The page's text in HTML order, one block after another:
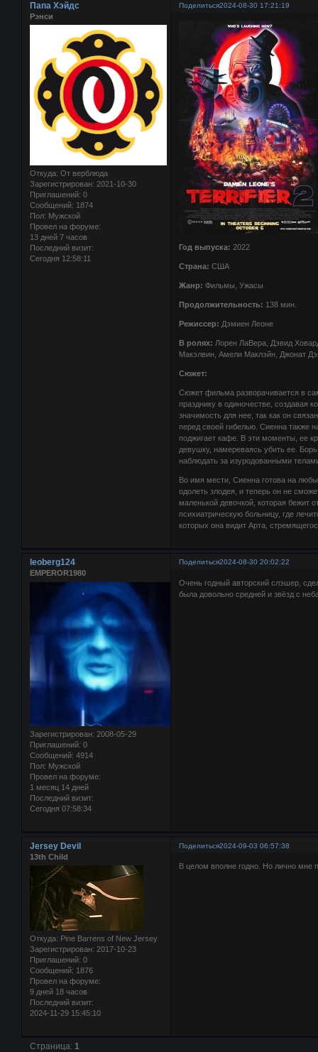
Поделиться2024-08-30 17:21:19
Папа Хэйдс
Рэнси
Откуда: От верблюда
Зарегистрирован: 2021-10-30
Приглашений: 0
Сообщений: 1874
Пол: Мужской
Провел на форуме:
13 дней 7 часов
Последний визит:
Сегодня 12:58:11
Год выпуска: 2022
Страна: США
Жанр: Фильмы, Ужасы
Продолжительность: 138 мин.
Режиссер: Дэмиен Леоне
В ролях: Лорен ЛаВера, Дэвид
Макэлвин, Амели Маклэйн, Джонат
Сюжет:
Сюжет фильма разворачивается в
празднику в одиночестве, создавая
значимость для нее, так как он
перед своей гибелью. Сиенна также
поджигает кафе. В эти моменты, ее
девушку, намереваясь убить ее.
наблюдать за изуродованными
Во имя мести, Сиенна готова на
одолеть злодея, и теперь он не
маленькой девочкой, которая бежит
психиатрическую больницу, где
которых она видит Арта,
Поделиться2024-08-30 20:02:22
leoberg124
EMPEROR1980
Зарегистрирован: 2008-05-29
Приглашений: 0
Сообщений: 4914
Пол: Мужской
Провел на форуме:
1 месяц 14 дней
Последний визит:
Сегодня 07:58:34
Очень годный авторский слэшер,
была довольно средней и звёзд с
Поделиться2024-09-03 06:57:38
Jersey Devil
13th Child
Откуда: Pine Barrens of New Jersey
Зарегистрирован: 2017-10-23
Приглашений: 0
Сообщений: 1876
Провел на форуме:
9 дней 18 часов
Последний визит:
2024-11-29 15:45:10
В целом вполне годно. Но лично мне
Страница: 1